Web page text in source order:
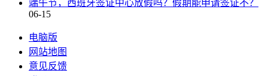
端午节，西班牙签证中心放假吗？假期能申请签证不？
06-15
电脑版
网站地图
意见反馈